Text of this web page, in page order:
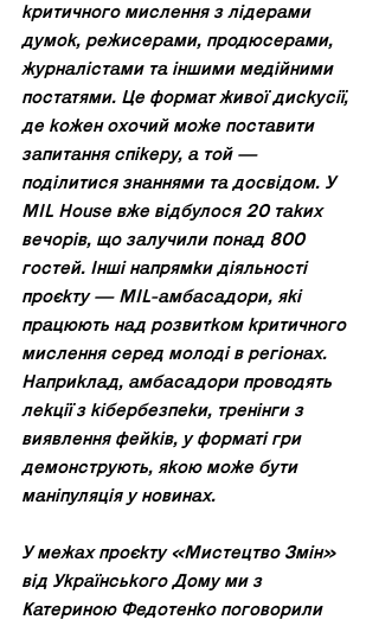
критичного мислення з лідерами
думок, режисерами, продюсерами,
журналістами та іншими медійними
постатями. Це формат живої дискусії,
де кожен охочий може поставити
запитання спікеру, а той —
поділитися знаннями та досвідом. У
MIL House вже відбулося 20 таких
вечорів, що залучили понад 800
гостей. Інші напрямки діяльності
проєкту — MIL-амбасадори, які
працюють над розвитком критичного
мислення серед молоді в регіонах.
Наприклад, амбасадори проводять
лекції з кібербезпеки, тренінги з
виявлення фейків, у форматі гри
демонструють, якою може бути
маніпуляція у новинах.
У межах проєкту «Мистецтво Змін»
від Українського Дому ми з
Катериною Федотенко поговорили